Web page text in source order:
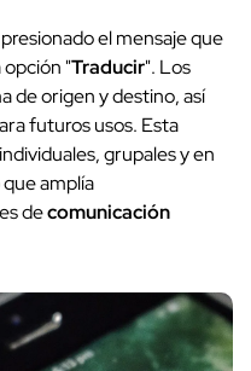
el mensaje que
opción "Traducir". Los
de origen y destino, así
futuros usos. Esta
grupales y en
amplía
decomunicación